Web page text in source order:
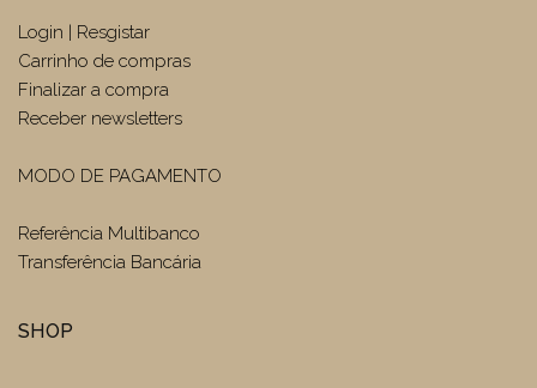
Login | Resgistar
Carrinho de compras
Finalizar a compra
Receber newsletters
MODO DE PAGAMENTO
Referência Multibanco
Transferência Bancária
SHOP